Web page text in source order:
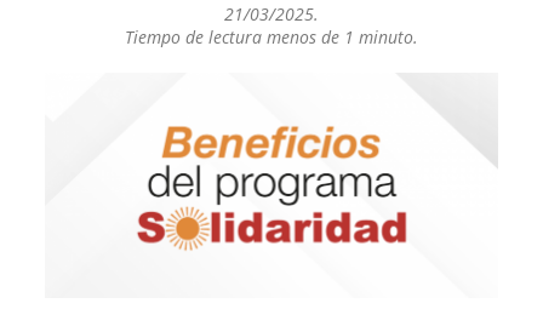
21/03/2025.
Tiempo de lectura menos de 1 minuto.